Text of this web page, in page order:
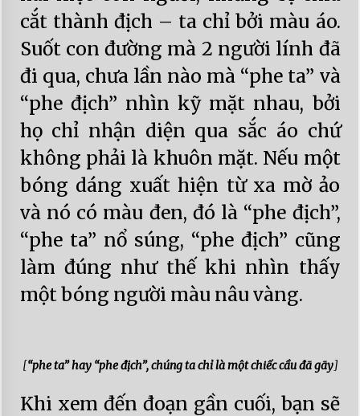
cắt thành địch – ta chỉ bởi màu áo.
Suốt con đường mà 2 người lính đã
đi qua, chưa lần nào mà “phe ta” và
“phe địch” nhìn kỹ mặt nhau, bởi
họ chỉ nhận diện qua sắc áo chứ
không phải là khuôn mặt. Nếu một
bóng dáng xuất hiện từ xa mờ ảo
và nó có màu đen, đó là “phe địch”,
“phe ta” nổ súng, “phe địch” cũng
làm đúng như thế khi nhìn thấy
một bóng người màu nâu vàng.
[“phe ta” hay “phe địch”, chúng ta chỉ là một chiếc cầu đã gãy]
Khi xem đến đoạn gần cuối, bạn sẽ